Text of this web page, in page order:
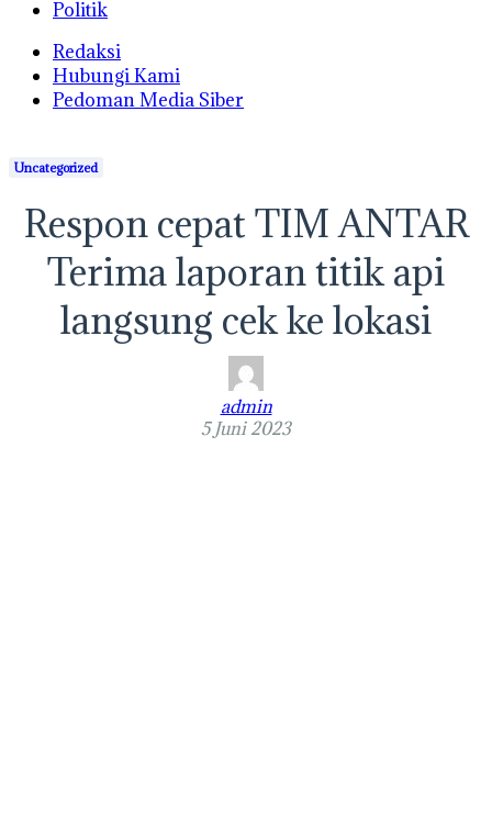
Politik
Redaksi
Hubungi Kami
Pedoman Media Siber
Uncategorized
Respon cepat TIM ANTAR
Terima laporan titik api
langsung cek ke lokasi
admin
5 Juni 2023